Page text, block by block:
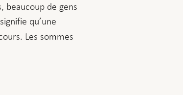
beaucoup de gens
qu’une
Les sommes